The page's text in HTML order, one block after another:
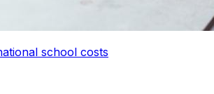
school costs